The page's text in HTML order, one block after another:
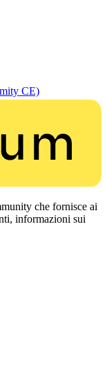
CE)
che fornisce ai
informazioni sui